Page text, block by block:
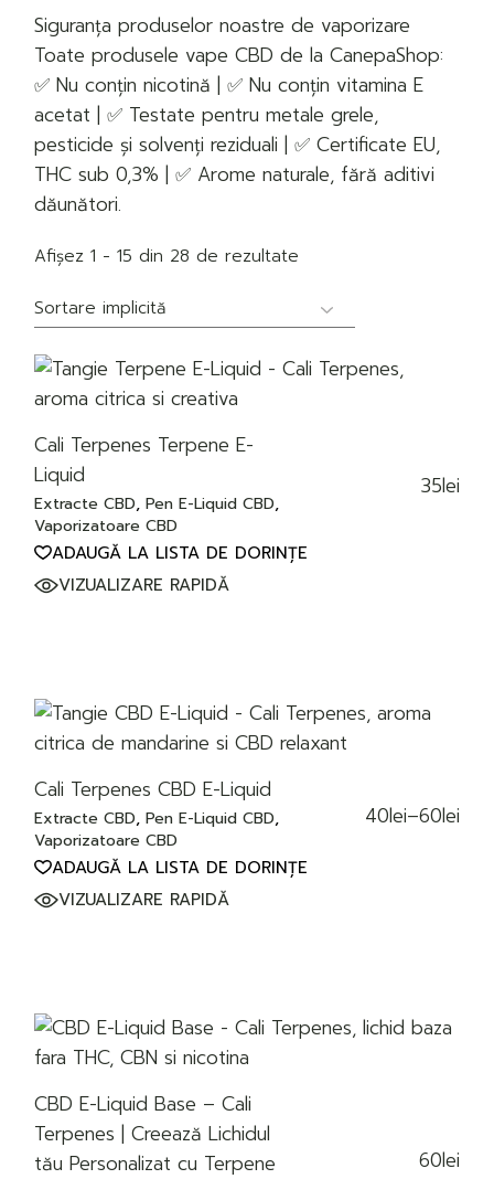
Siguranța produselor noastre de vaporizare
Toate produsele vape CBD de la CanepaShop:
✅ Nu conțin nicotină | ✅ Nu conțin vitamina E
acetat | ✅ Testate pentru metale grele,
pesticide și solvenți reziduali | ✅ Certificate EU,
THC sub 0,3% | ✅ Arome naturale, fără aditivi
dăunători.
Afișez 1 - 15 din 28 de rezultate
Cali Terpenes Terpene E-
Liquid
Extracte CBD Pen E-Liquid CBD
Vaporizatoare CBD
35lei
ADAUGĂ LA LISTA DE DORINȚE
VIZUALIZARE RAPIDĂ
Cali Terpenes CBD E-Liquid
Extracte CBD Pen E-Liquid CBD
Vaporizatoare CBD
40lei–60lei
Interval
ADAUGĂ LA LISTA DE DORINȚE
VIZUALIZARE RAPIDĂ
CBD E-Liquid Base – Cali
Terpenes | Creează Lichidul
tău Personalizat cu Terpene
60lei